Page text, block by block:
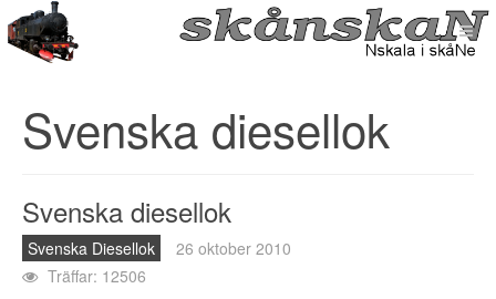
Svenska diesellok
Svenska diesellok
Svenska Diesellok
26 oktober 2010
Träffar: 12506